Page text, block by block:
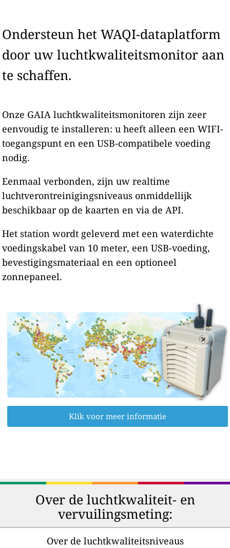
Ondersteun het WAQI-dataplatform
door uw luchtkwaliteitsmonitor aan
te schaffen.
Onze GAIA luchtkwaliteitsmonitoren zijn zeer
eenvoudig te installeren: u heeft alleen een WIFI-
toegangspunt en een USB-compatibele voeding
nodig.
Eenmaal verbonden, zijn uw realtime
luchtverontreinigingsniveaus onmiddellijk
beschikbaar op de kaarten en via de API.
Het station wordt geleverd met een waterdichte
voedingskabel van 10 meter, een USB-voeding,
bevestigingsmateriaal en een optioneel
zonnepaneel.
Klik voor meer informatie
Over de luchtkwaliteit- en
vervuilingsmeting:
Over de luchtkwaliteitsniveaus